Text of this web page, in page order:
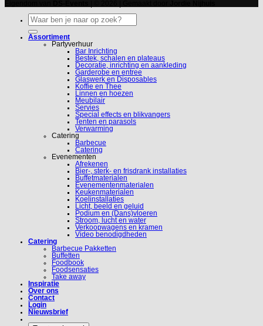
Zoeken
naar:
Assortiment
Partyverhuur
Bar Inrichting
Bestek, schalen en plateaus
Decoratie, inrichting en aankleding
Garderobe en entree
Glaswerk en Disposables
Koffie en Thee
Linnen en hoezen
Meubilair
Servies
Special effects en blikvangers
Tenten en parasols
Verwarming
Catering
Barbecue
Catering
Evenementen
Afrekenen
Bier-, sterk- en frisdrank installaties
Buffetmaterialen
Evenementenmaterialen
Keukenmaterialen
Koelinstallaties
Licht, beeld en geluid
Podium en (Dans)vloeren
Stroom, lucht en water
Verkoopwagens en kramen
Video benodigdheden
Catering
Barbecue Pakketten
Buffetten
Foodbook
Foodsensaties
Take away
Inspiratie
Over ons
Contact
Login
Nieuwsbrief